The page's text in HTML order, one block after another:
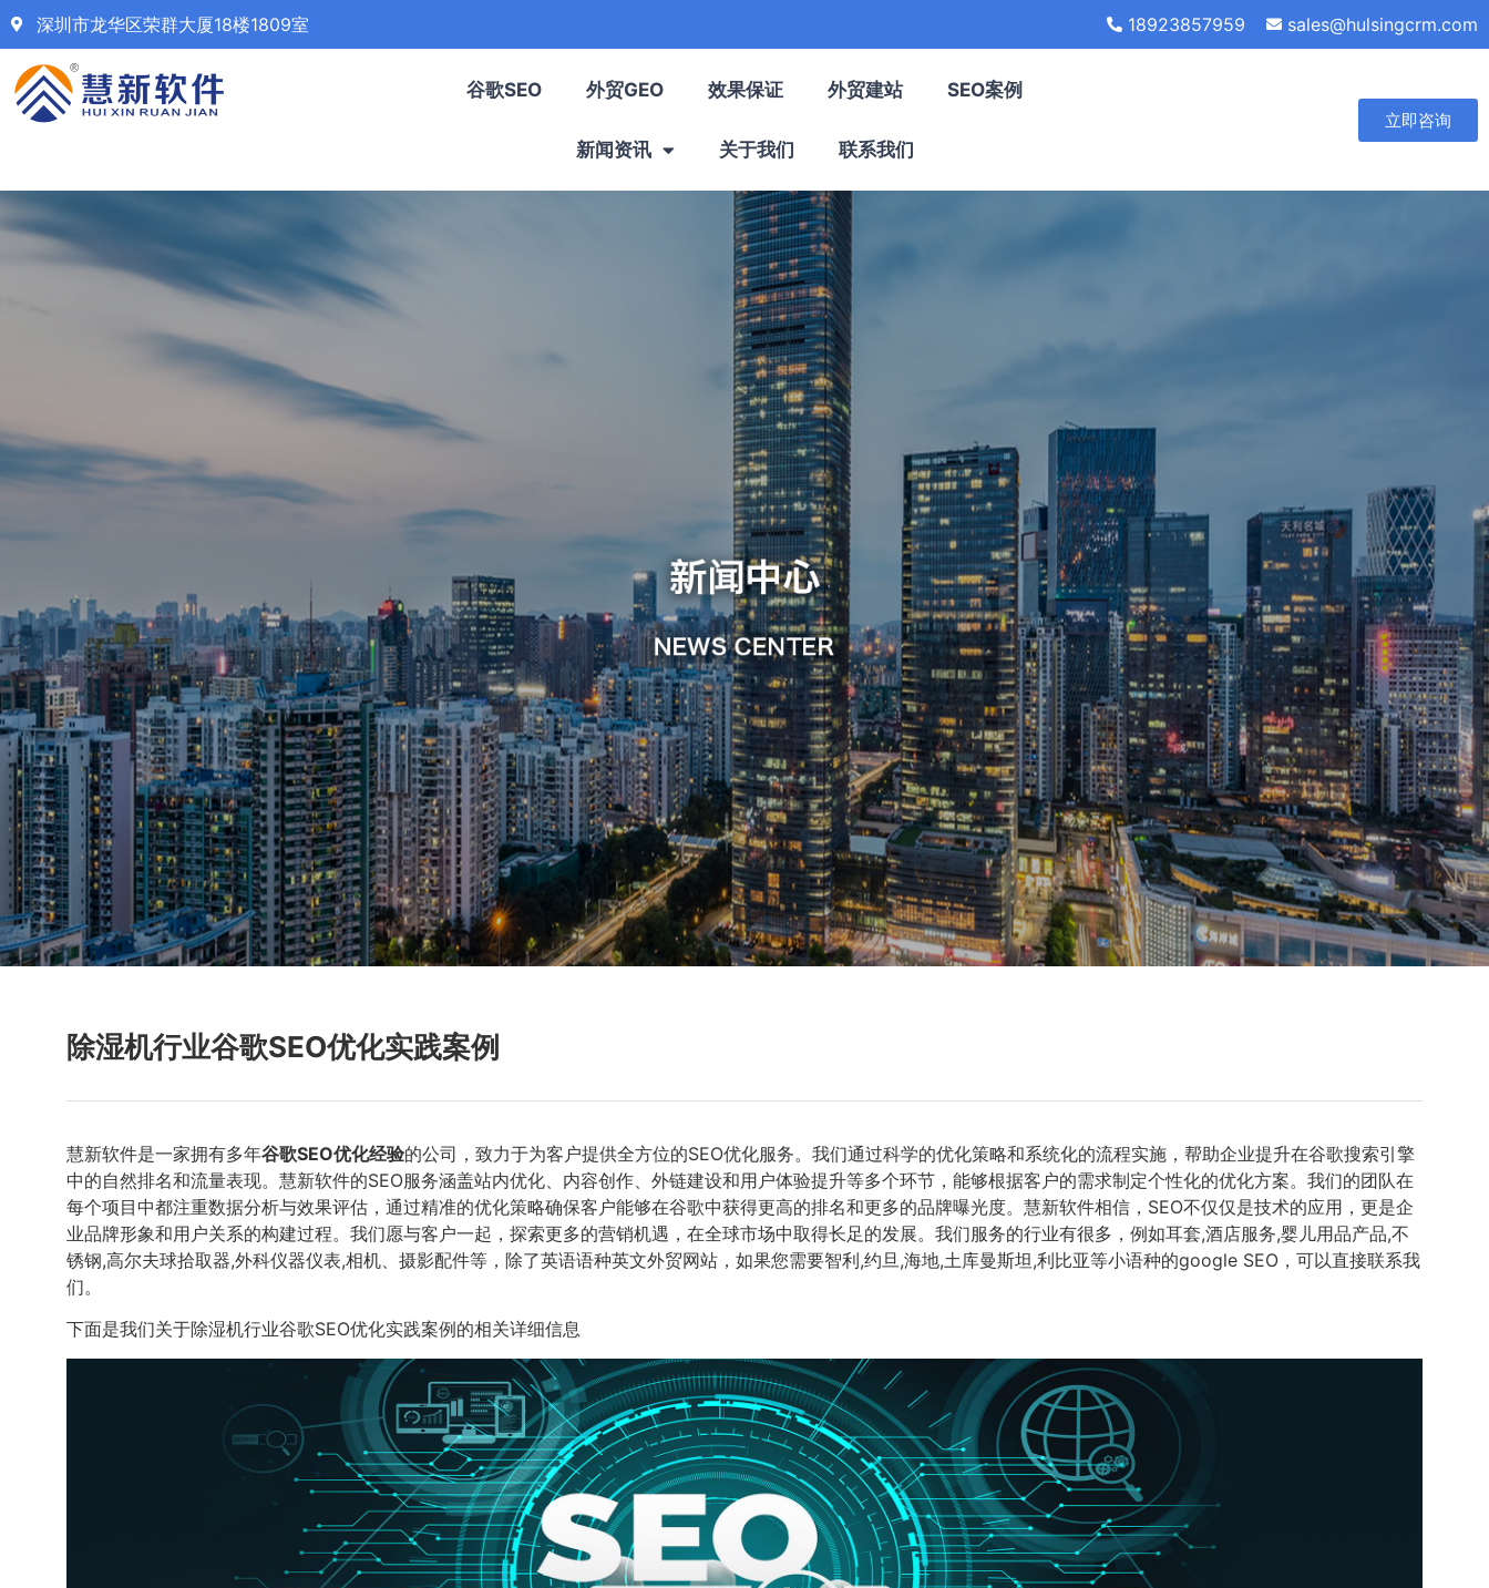
深圳市龙华区荣群大厦18楼1809室 18923857959 sales@hulsingcrm.com
谷歌SEO 外贸GEO 效果保证 外贸建站 SEO案例
新闻资讯 关于我们 联系我们
立即咨询
除湿机行业谷歌SEO优化实践案例
慧新软件是一家拥有多年谷歌SEO优化经验的公司，致力于为客户提供全方位的SEO优化服务。我们通过科学的优化策略和系统化的流程实施，帮助企业提升在谷歌搜索引擎
中的自然排名和流量表现。慧新软件的SEO服务涵盖站内优化、内容创作、外链建设和用户体验提升等多个环节，能够根据客户的需求制定个性化的优化方案。我们的团队在
每个项目中都注重数据分析与效果评估，通过精准的优化策略确保客户能够在谷歌中获得更高的排名和更多的品牌曝光度。慧新软件相信，SEO不仅仅是技术的应用，更是企
业品牌形象和用户关系的构建过程。我们愿与客户一起，探索更多的营销机遇，在全球市场中取得长足的发展。我们服务的行业有很多，例如耳套,酒店服务,婴儿用品产品,不
锈钢,高尔夫球拾取器,外科仪器仪表,相机、摄影配件等，除了英语语种英文外贸网站，如果您需要智利,约旦,海地,土库曼斯坦,利比亚等小语种的google SEO，可以直接联系我
们。
下面是我们关于除湿机行业谷歌SEO优化实践案例的相关详细信息